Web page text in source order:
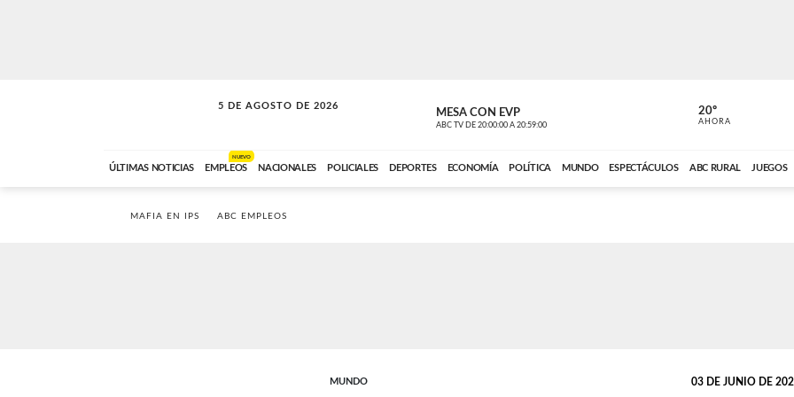
5 DE AGOSTO DE 2026
SOLO MÚSICA MESA CON EVP
ABC TV DE 20:00:00 A 20:59:00 ABC CARDINAL
20º
AHORA
ÚLTIMAS NOTICIAS EMPLEOS
NUEVO
NACIONALES POLICIALES DEPORTES ECONOMÍA POLÍTICA MUNDO ESPECTÁCULOS ABC RURAL JUEGOS
MAFIA EN IPS ABC EMPLEOS
MUNDO 03 DE JUNIO DE